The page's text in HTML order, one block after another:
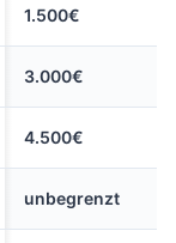
1.500€
3.000€
4.500€
unbegrenzt